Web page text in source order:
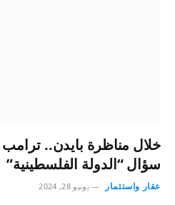
خلال مناظرة بايدن.. ترامب
سؤال “الدولة الفلسطينية”
عقار واستثمار يونيو 28, 2024